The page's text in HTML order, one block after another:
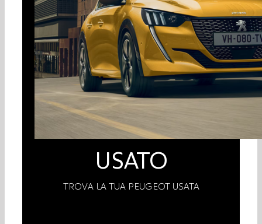
USATO
TROVA LA TUA PEUGEOT USATA